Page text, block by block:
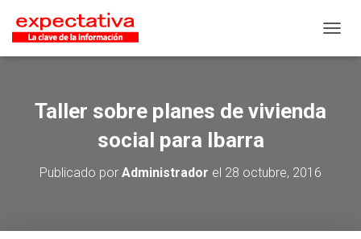
Taller sobre planes de vivienda
social para Ibarra
Publicado por Administrador el 28 octubre, 2016